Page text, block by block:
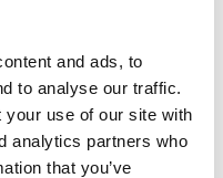
and ads, to
to analyse our traffic.
your use of our site with
analytics partners who
that you’ve